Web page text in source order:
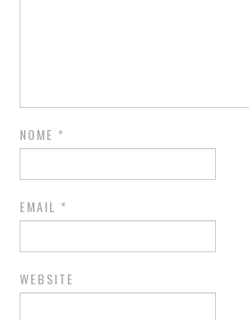
NOME *
EMAIL *
WEBSITE